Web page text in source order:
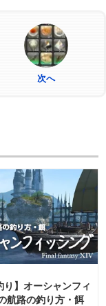
次へ
り】オーシャンフィ
航路の釣り方・餌